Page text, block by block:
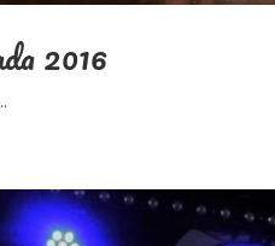
2016